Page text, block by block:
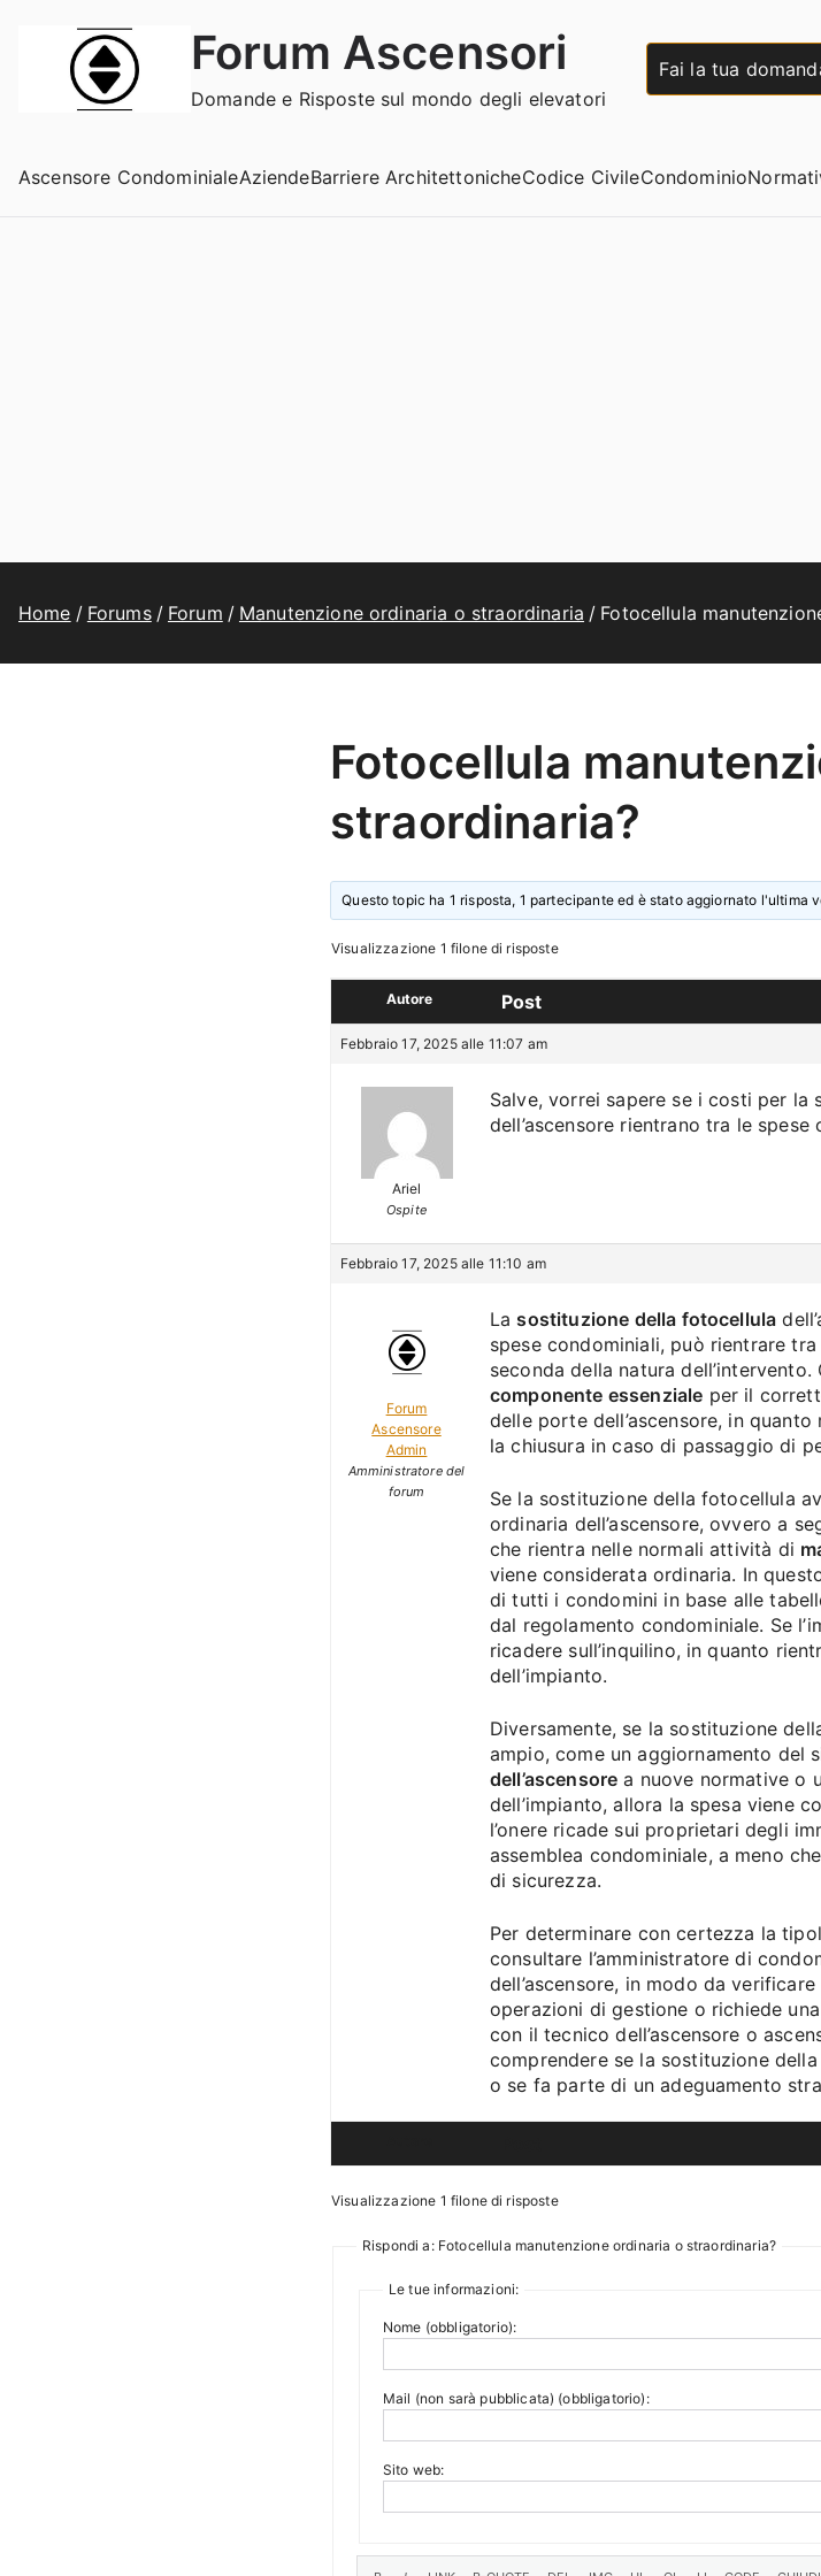
contenuto
Forum Ascensori
Domande e Risposte sul mondo degli elevatori
Fai la tua
Ascensore CondominialeAziendeBarriere ArchitettonicheCodice CivileCondominio
Home Forums Forum Manutenzione ordinaria o straordinaria Fotocellula
Fotocellula
straordinaria?
Questo topic ha 1 risposta, 1 partecipante ed è stato aggiornato l'ultima
Visualizzazione 1 filone di risposte
Autore Post
Febbraio 17, 2025 alle 11:07 am
Ariel
Ospite
Salve, vorrei sapere se i costi per
dell’ascensore rientrano tra le
Febbraio 17, 2025 alle 11:10 am
Forum
Ascensore
Admin
Amministratore del
forum
Lasostituzione della fotocellula
spese condominiali, può rientrare
seconda della natura
componente essenziale per il
delle porte dell’ascensore, in
la chiusura in caso di passaggio di
Se la sostituzione della fotocellula
ordinaria dell’ascensore, ovvero a
che rientra nelle normali attività di
viene considerata ordinaria. In
di tutti i condomini in base alle
dal regolamento condominiale. Se
ricadere sull’inquilino, in quanto
dell’impianto.
Diversamente, se la sostituzione
ampio, come un aggiornamento del
dell’ascensore a nuove normative o
dell’impianto, allora la spesa viene
l’onere ricade sui proprietari degli
assemblea condominiale, a meno
di sicurezza.
Per determinare con certezza la
consultare l’amministratore di
dell’ascensore, in modo da
operazioni di gestione o richiede
con il tecnico dell’ascensore o
comprendere se la sostituzione
o se fa parte di un adeguamento
Visualizzazione 1 filone di risposte
Rispondi a: Fotocellula manutenzione ordinaria o straordinaria?
Le tue informazioni:
Nome (obbligatorio):
Mail (non sarà pubblicata) (obbligatorio):
Sito web: